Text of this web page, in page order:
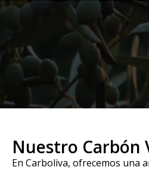
Nuestro Carbón
En Carboliva, ofrecemos una